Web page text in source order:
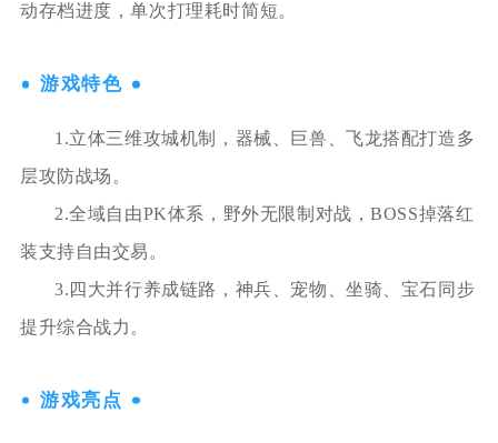
动存档进度，单次打理耗时简短。
游戏特色
1.立体三维攻城机制，器械、巨兽、飞龙搭配打造多
层攻防战场。
2.全域自由PK体系，野外无限制对战，BOSS掉落红
装支持自由交易。
3.四大并行养成链路，神兵、宠物、坐骑、宝石同步
提升综合战力。
游戏亮点